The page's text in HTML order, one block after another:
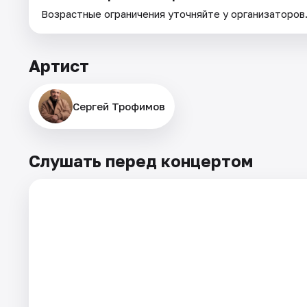
Возрастные ограничения уточняйте у организаторов.
Артист
Сергей Трофимов
Слушать перед концертом